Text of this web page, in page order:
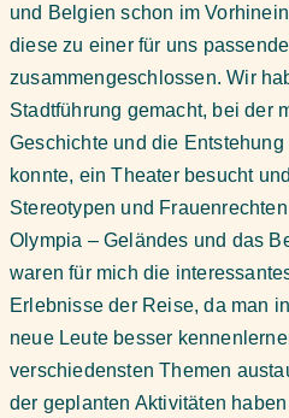
und Belgien schon im
diese zu einer für uns
zusammengeschlossen. Wir
Stadtführung gemacht, bei der
Geschichte und die
konnte, ein Theater besucht
Stereotypen und
Olympia – Geländes und das
waren für mich die
Erlebnisse der Reise, da man
neue Leute besser
verschiedensten Themen
der geplanten Aktivitäten